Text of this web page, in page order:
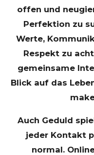
offen und
Perfektion zu
Werte,
Respekt zu
gemeinsame
Blick auf das
Auch Geduld
jeder Kontakt
normal.